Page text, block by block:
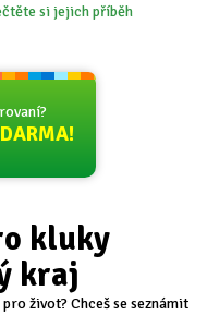
si jejich příběh
kluky
kraj
život? Chceš se seznámit